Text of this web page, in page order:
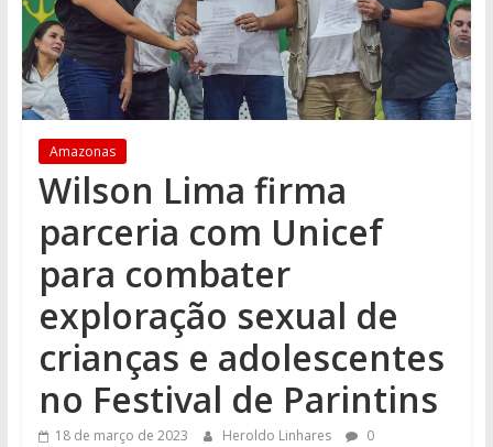
Amazonas
Wilson Lima firma
parceria com Unicef
para combater
exploração sexual de
crianças e adolescentes
no Festival de Parintins
18 de março de 2023 Heroldo Linhares
0